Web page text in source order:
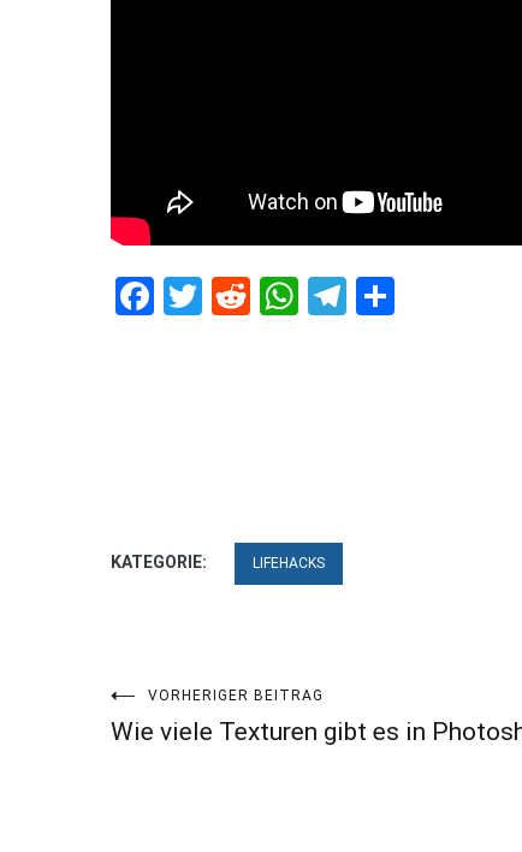
Facebook
Twitter
RedditWhatsApp
Telegram
KATEGORIE: LIFEHACKS
Beitragsnavigation
VORHERIGER BEITRAG
Wie viele Texturen gibt es in